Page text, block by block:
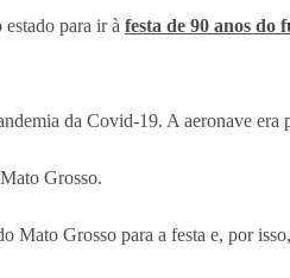
para ir à festa de 90 anos do
da Covid-19. A aeronave era
Grosso.
Mato Grosso para a festa e, por